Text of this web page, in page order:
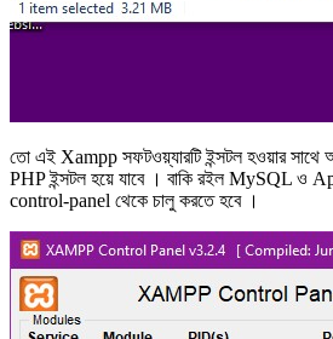
তো এই Xampp সফটওয়্যারটি ইন্সটল হওয়ার সাথে
PHP ইন্সটল হয়ে যাবে । বাকি রইল MySQL ও
control-panel থেকে চালু করতে হবে ।